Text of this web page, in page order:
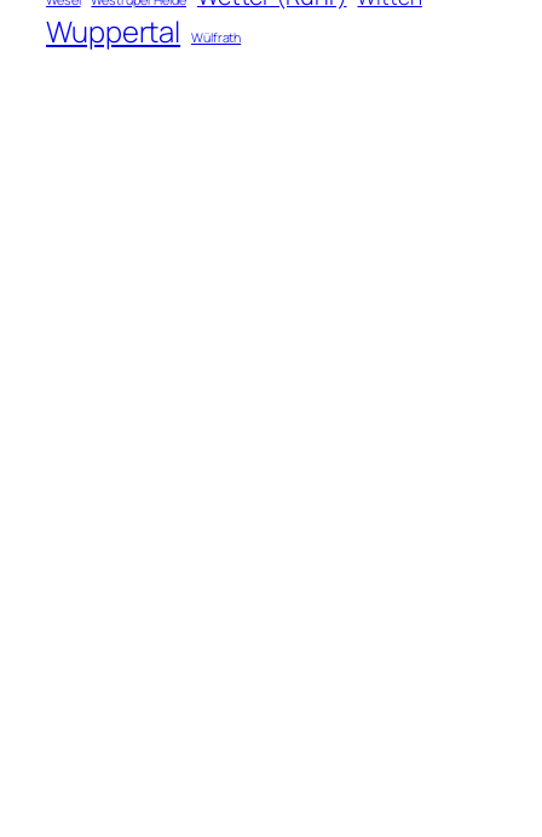
Wuppertal Wülfrath